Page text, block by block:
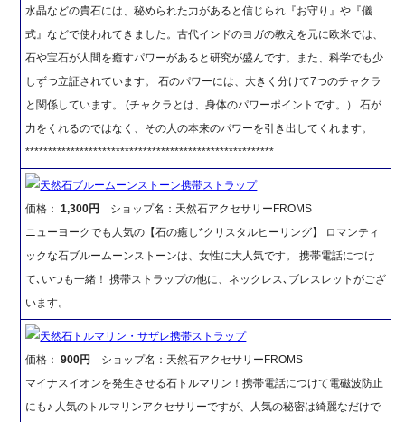
水晶などの貴石には、秘められた力があると信じられ『お守り』や『儀
式』などで使われてきました。古代インドのヨガの教えを元に欧米では、
石や宝石が人間を癒すパワーがあると研究が盛んです。また、科学でも少
しずつ立証されています。 石のパワーには、大きく分けて7つのチャクラ
と関係しています。 (チャクラとは、身体のパワーポイントです。） 石が
力をくれるのではなく、その人の本来のパワーを引き出してくれます。
*******************************************************
天然石ブルームーンストーン携帯ストラップ
価格：1,300円
ショップ名：天然石アクセサリーFROMS
ニューヨークでも人気の【石の癒し*クリスタルヒーリング】 ロマンティ
ックな石ブルームーンストーンは、女性に大人気です。 携帯電話につけ
て､いつも一緒！ 携帯ストラップの他に、ネックレス､ブレスレットがござ
います。
天然石トルマリン・サザレ携帯ストラップ
価格：900円
ショップ名：天然石アクセサリーFROMS
マイナスイオンを発生させる石トルマリン！携帯電話につけて電磁波防止
にも♪ 人気のトルマリンアクセサリーですが、人気の秘密は綺麗なだけで